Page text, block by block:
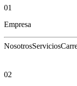
01
Empresa
NosotrosServicios
02